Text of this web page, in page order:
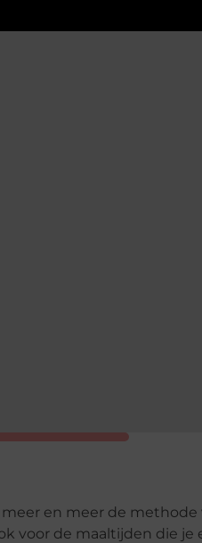
meer en meer de
voor de maaltijden die je